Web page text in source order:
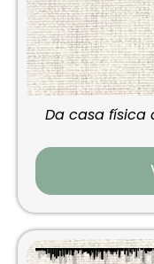
Da casa física